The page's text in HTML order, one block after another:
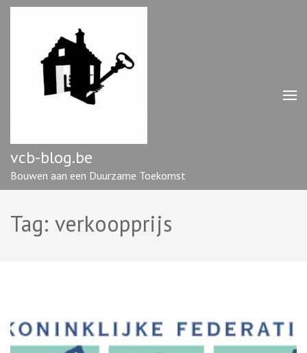
Ga
vcb-blog.be
Bouwen aan een Duurzame Toekomst
Tag: verkoopprijs